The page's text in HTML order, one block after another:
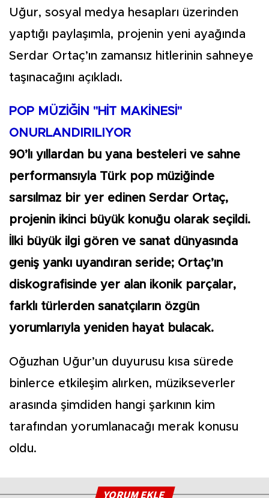
Uğur, sosyal medya hesapları üzerinden
yaptığı paylaşımla, projenin yeni ayağında
Serdar Ortaç’ın zamansız hitlerinin sahneye
taşınacağını açıkladı.
POP MÜZİĞİN "HİT MAKİNESİ"
ONURLANDIRILIYOR
90’lı yıllardan bu yana besteleri ve sahne
performansıyla Türk pop müziğinde
sarsılmaz bir yer edinen Serdar Ortaç,
projenin ikinci büyük konuğu olarak seçildi.
İlki büyük ilgi gören ve sanat dünyasında
geniş yankı uyandıran seride; Ortaç’ın
diskografisinde yer alan ikonik parçalar,
farklı türlerden sanatçıların özgün
yorumlarıyla yeniden hayat bulacak.
Oğuzhan Uğur’un duyurusu kısa sürede
binlerce etkileşim alırken, müzikseverler
arasında şimdiden hangi şarkının kim
tarafından yorumlanacağı merak konusu
oldu.
YORUM EKLE